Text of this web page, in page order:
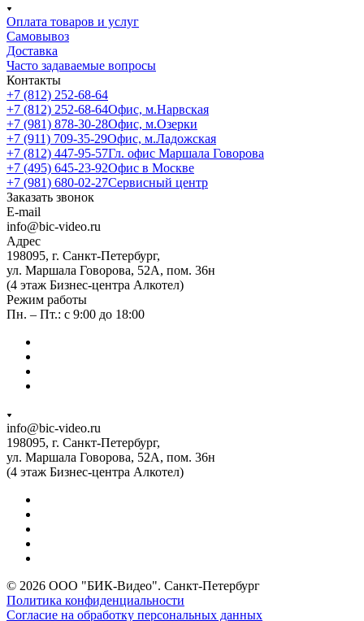
Оплата товаров и услуг
Самовывоз
Доставка
Часто задаваемые вопросы
Контакты
+7 (812) 252-68-64
+7 (812) 252-68-64Офис, м.Нарвская
+7 (981) 878-30-28Офис, м.Озерки
+7 (911) 709-35-29Офис, м.Ладожская
+7 (812) 447-95-57Гл. офис Маршала Говорова
+7 (495) 645-23-92Офис в Москве
+7 (981) 680-02-27Сервисный центр
Заказать звонок
E-mail
info@bic-video.ru
Адрес
198095, г. Санкт-Петербург,
ул. Маршала Говорова, 52А, пом. 36н
(4 этаж Бизнес-центра Алкотел)
Режим работы
Пн. – Пт.: с 9:00 до 18:00
info@bic-video.ru
198095, г. Санкт-Петербург,
ул. Маршала Говорова, 52А, пом. 36н
(4 этаж Бизнес-центра Алкотел)
© 2026 ООО "БИК-Видео". Санкт-Петербург
Политика конфиденциальности
Согласие на обработку персональных данных